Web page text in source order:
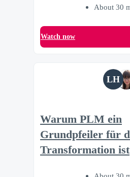
About 30
Watch now
LH
Warum PLM ein
Grundpfeiler für
Transformation ist